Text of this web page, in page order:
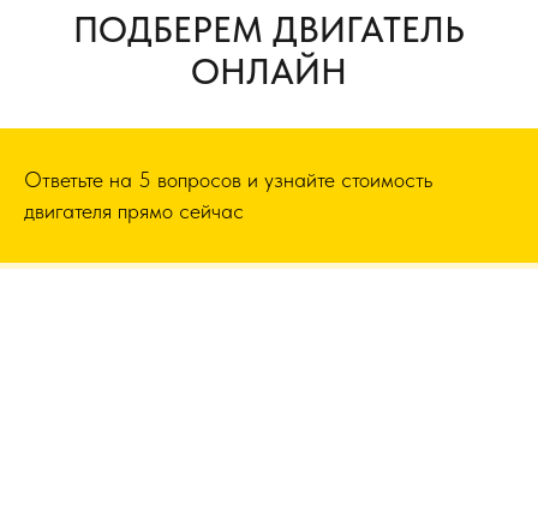
ПОДБЕРЕМ ДВИГАТЕЛЬ
ОНЛАЙН
Ответьте на 5 вопросов и узнайте стоимость
двигателя прямо сейчас